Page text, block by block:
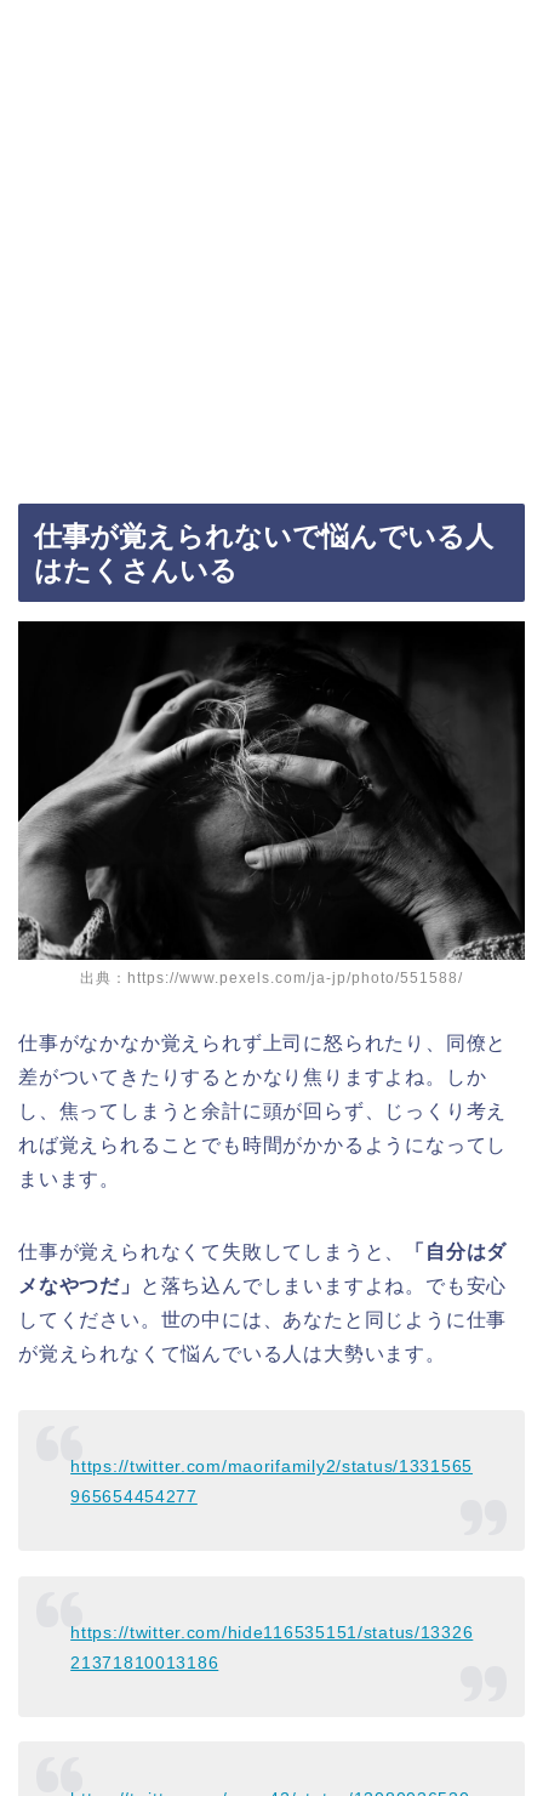
仕事が覚えられないで悩んでいる人
はたくさんいる
出典：https://www.pexels.com/ja-jp/photo/551588/
仕事がなかなか覚えられず上司に怒られたり、同僚と
差がついてきたりするとかなり焦りますよね。しか
し、焦ってしまうと余計に頭が回らず、じっくり考え
れば覚えられることでも時間がかかるようになってし
まいます。
仕事が覚えられなくて失敗してしまうと、
「自分はダ
メなやつだ」
と落ち込んでしまいますよね。でも安心
してください。世の中には、あなたと同じように仕事
が覚えられなくて悩んでいる人は大勢います。
https://twitter.com/maorifamily2/status/1331565
965654454277
https://twitter.com/hide116535151/status/13326
21371810013186